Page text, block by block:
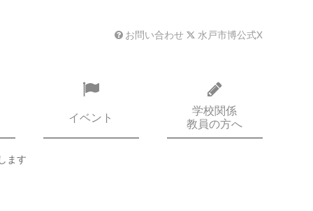
お問い合わせ 水戸市博公式X
イベント
学校関係
教員の方へ
ます